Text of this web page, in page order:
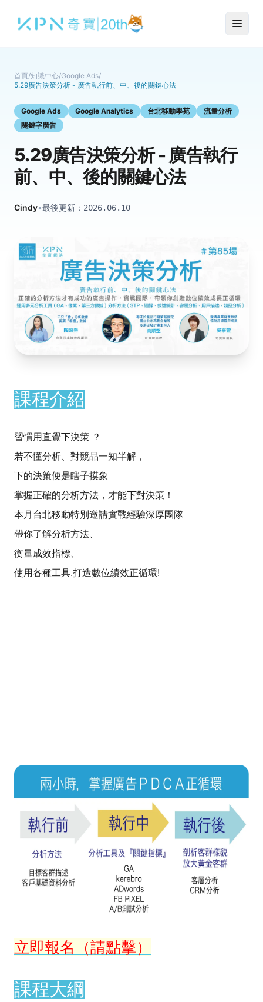
首頁/知識中心/Google Ads/
5.29廣告決策分析 - 廣告執行前、中、後的關鍵心法
Google Ads Google Analytics 台北移動學苑
流量分析
關鍵字廣告
5.29廣告決策分析 - 廣告執行
前、中、後的關鍵心法
Cindy•最後更新： 2026.06.10
課程介紹
習慣用直覺下決策 ？
若不懂分析、對競品一知半解，
下的決策便是瞎子摸象
掌握正確的分析方法，才能下對決策！
本月台北移動特別邀請實戰經驗深厚團隊
帶你了解分析方法、
衡量成效指標、
使用各種工具,打造數位績效正循環!
立即報名（請點擊）
課程大綱